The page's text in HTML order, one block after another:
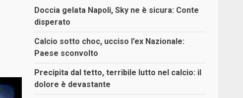
Doccia gelata Napoli, Sky ne è sicura: Conte
disperato
Calcio sotto choc, ucciso l’ex Nazionale:
Paese sconvolto
Precipita dal tetto, terribile lutto nel calcio: il
dolore è devastante